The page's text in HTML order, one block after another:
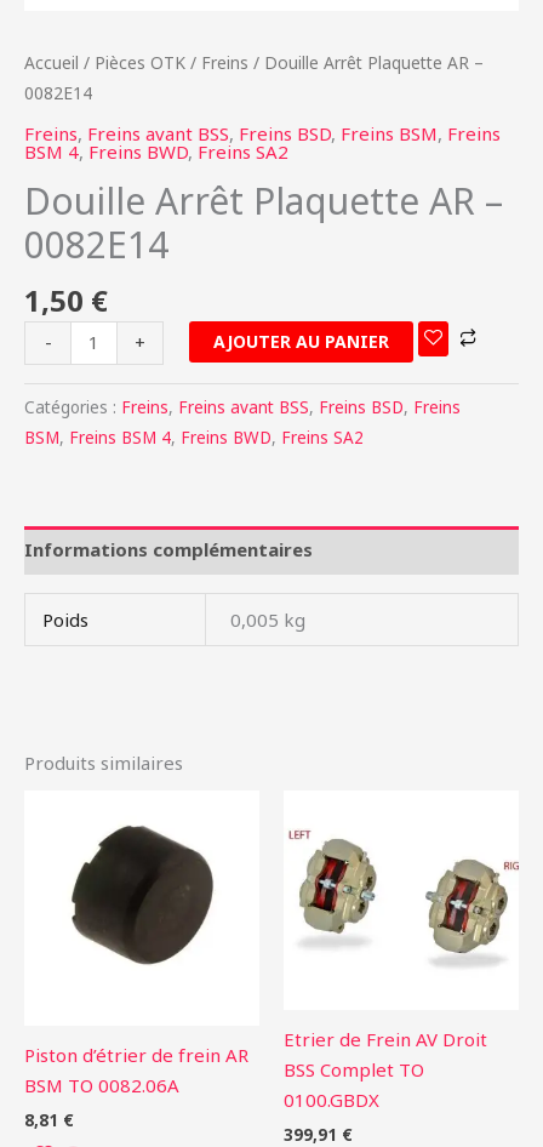
Accueil / Pièces OTK / Freins / Douille Arrêt Plaquette AR –
0082E14
Freins, Freins avant BSS, Freins BSD, Freins BSM, Freins
BSM 4, Freins BWD, Freins SA2
Douille Arrêt Plaquette AR –
0082E14
1,50 €
- + AJOUTER AU PANIER
Catégories : Freins, Freins avant BSS, Freins BSD, Freins
BSM, Freins BSM 4, Freins BWD, Freins SA2
Informations complémentaires
Poids 0,005 kg
Produits similaires
Piston d’étrier de frein AR
BSM TO 0082.06A
8,81 €
Etrier de Frein AV Droit
BSS Complet TO
0100.GBDX
399,91 €